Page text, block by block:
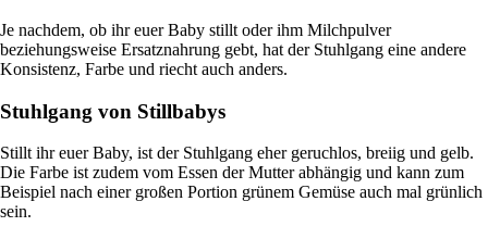
Je nachdem, ob ihr euer Baby stillt oder ihm Milchpulver
beziehungsweise Ersatznahrung gebt, hat der Stuhlgang eine andere
Konsistenz, Farbe und riecht auch anders.
Stuhlgang von Stillbabys
Stillt ihr euer Baby, ist der Stuhlgang eher geruchlos, breiig und gelb.
Die Farbe ist zudem vom Essen der Mutter abhängig und kann zum
Beispiel nach einer großen Portion grünem Gemüse auch mal grünlich
sein.